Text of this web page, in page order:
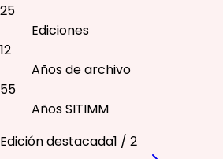
25
Ediciones
12
Años de archivo
55
Años SITIMM
Edición destacada1 / 2